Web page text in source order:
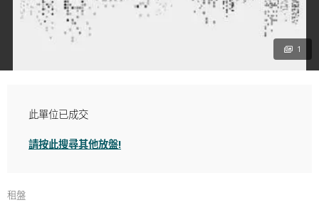
租盤
此單位已成交
請按此搜尋其他放盤!
1